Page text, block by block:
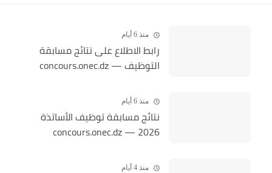
منذ 6 أيام
رابط الاطلاع على نتائج مسابقة
التوظيف — concours.onec.dz
منذ 6 أيام
نتائج مسابقة توظيف الأساتذة
2026 — concours.onec.dz
منذ 4 أيام